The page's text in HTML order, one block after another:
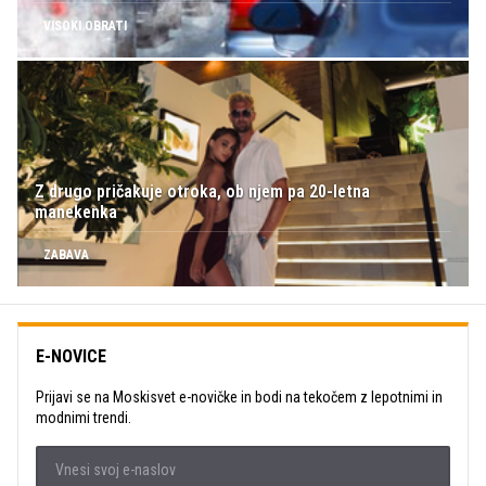
VISOKI OBRATI
Z drugo pričakuje otroka, ob njem pa 20-letna
manekenka
ZABAVA
E-NOVICE
Prijavi se na Moskisvet e-novičke in bodi na tekočem z lepotnimi in
modnimi trendi.